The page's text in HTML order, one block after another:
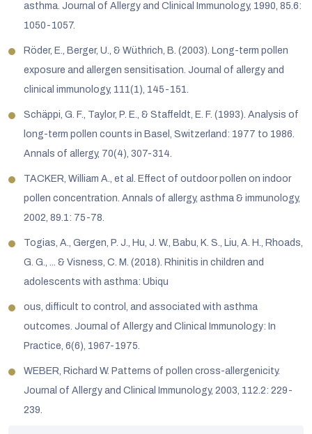
asthma. Journal of Allergy and Clinical Immunology, 1990, 85.6:
1050-1057.
Röder, E., Berger, U., & Wüthrich, B. (2003). Long-term pollen
exposure and allergen sensitisation. Journal of allergy and
clinical immunology, 111(1), 145-151.
Schäppi, G. F., Taylor, P. E., & Staffeldt, E. F. (1993). Analysis of
long-term pollen counts in Basel, Switzerland: 1977 to 1986.
Annals of allergy, 70(4), 307-314.
TACKER, William A., et al. Effect of outdoor pollen on indoor
pollen concentration. Annals of allergy, asthma & immunology,
2002, 89.1: 75-78.
Togias, A., Gergen, P. J., Hu, J. W., Babu, K. S., Liu, A. H., Rhoads,
G. G., ... & Visness, C. M. (2018). Rhinitis in children and
adolescents with asthma: Ubiqu
ous, difficult to control, and associated with asthma
outcomes. Journal of Allergy and Clinical Immunology: In
Practice, 6(6), 1967-1975.
WEBER, Richard W. Patterns of pollen cross-allergenicity.
Journal of Allergy and Clinical Immunology, 2003, 112.2: 229-
239.